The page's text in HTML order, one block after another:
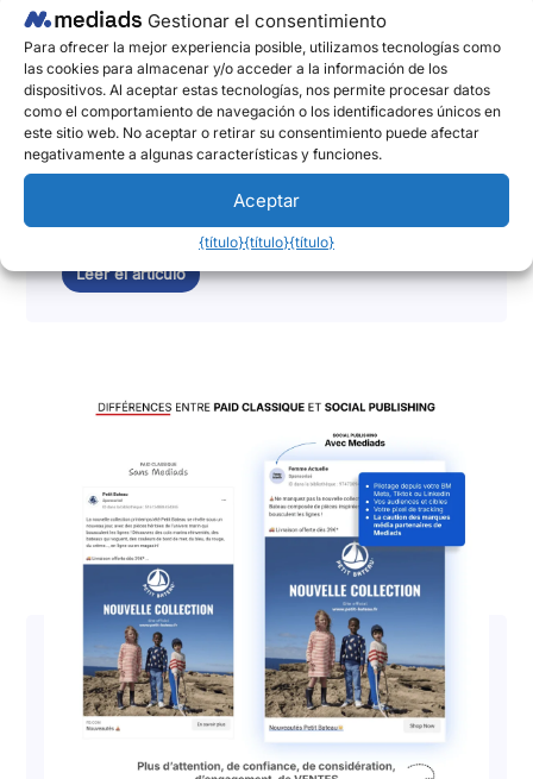
Gestionar el consentimiento
Para ofrecer la mejor experiencia posible, utilizamos tecnologías como
las cookies para almacenar y/o acceder a la información de los
dispositivos. Al aceptar estas tecnologías, nos permite procesar datos
como el comportamiento de navegación o los identificadores únicos en
este sitio web. No aceptar o retirar su consentimiento puede afectar
negativamente a algunas características y funciones.
Aceptar
{título}{título}{título}
anuncian una colaboración para
impulsar el impacto y el rendimiento
de las campañas de las marcas en las
redes sociales.
2 de junio de 2025
Lagardère Publicité News y Mediads, la empresa
pionera en Social Publishing la amplificación del
marketing en redes sociales, anuncian que han...
Leer el artículo